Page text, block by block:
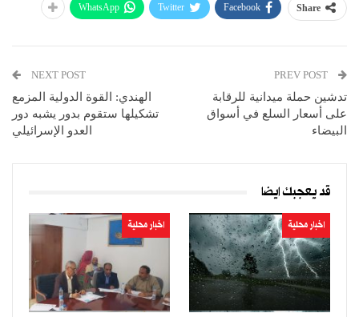
Share
Facebook
Twitter
WhatsApp
تدشين حملة ميدانية للرقابة
على أسعار السلع في أسواق
البيضاء
NEXT POST
الهندي: القوة الدولية المزمع
تشكيلها ستقوم بدور يشبه دور
العدو الإسرائيلي
قد يعجبك ايضا
اخبار محلية اخبار محلية